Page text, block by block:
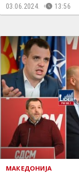
03.06.2024. 13:56
МАКЕДОНИЈА